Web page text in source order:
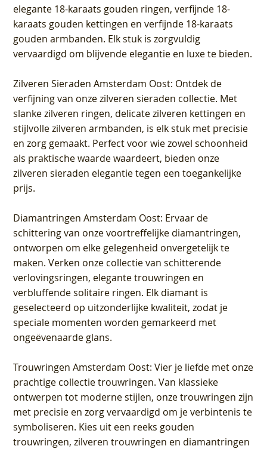
elegante 18-karaats gouden ringen, verfijnde 18-
karaats gouden kettingen en verfijnde 18-karaats
gouden armbanden. Elk stuk is zorgvuldig
vervaardigd om blijvende elegantie en luxe te bieden.
Zilveren Sieraden Amsterdam Oost: Ontdek de
verfijning van onze zilveren sieraden collectie. Met
slanke zilveren ringen, delicate zilveren kettingen en
stijlvolle zilveren armbanden, is elk stuk met precisie
en zorg gemaakt. Perfect voor wie zowel schoonheid
als praktische waarde waardeert, bieden onze
zilveren sieraden elegantie tegen een toegankelijke
prijs.
Diamantringen Amsterdam Oost: Ervaar de
schittering van onze voortreffelijke diamantringen,
ontworpen om elke gelegenheid onvergetelijk te
maken. Verken onze collectie van schitterende
verlovingsringen, elegante trouwringen en
verbluffende solitaire ringen. Elk diamant is
geselecteerd op uitzonderlijke kwaliteit, zodat je
speciale momenten worden gemarkeerd met
ongeëvenaarde glans.
Trouwringen Amsterdam Oost: Vier je liefde met onze
prachtige collectie trouwringen. Van klassieke
ontwerpen tot moderne stijlen, onze trouwringen zijn
met precisie en zorg vervaardigd om je verbintenis te
symboliseren. Kies uit een reeks gouden
trouwringen, zilveren trouwringen en diamantringen